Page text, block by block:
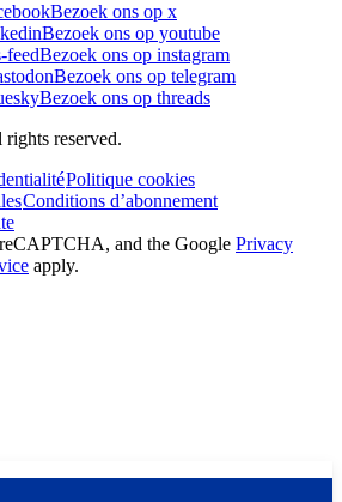
Bezoek ons op x
Bezoek ons op youtube
feedBezoek ons op instagram
Bezoek ons op telegram
Bezoek ons op threads
reserved.
Politique cookies
Conditions d’abonnement
and the Google Privacy
apply.